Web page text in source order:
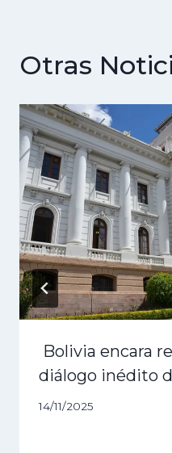
Otras
Bolivia encara
diálogo inédito
14/11/2025